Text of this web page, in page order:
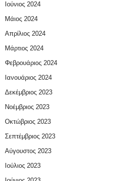
Ιούνιος 2024
Μάιος 2024
Απρίλιος 2024
Μάρτιος 2024
Φεβρουάριος 2024
Ιανουάριος 2024
Δεκέμβριος 2023
Νοέμβριος 2023
Οκτώβριος 2023
Σεπτέμβριος 2023
Αύγουστος 2023
Ιούλιος 2023